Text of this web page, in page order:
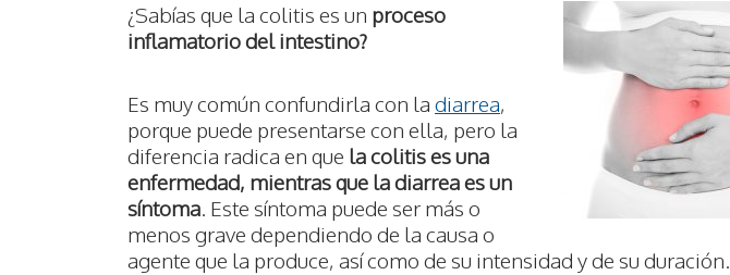
¿Sabías que la colitis es un proceso
inflamatorio del intestino?
Es muy común confundirla con la diarrea,
porque puede presentarse con ella, pero la
diferencia radica en que la colitis es una
enfermedad, mientras que la diarrea es un
síntoma. Este síntoma puede ser más o
menos grave dependiendo de la causa o
agente que la produce, así como de su intensidad y de su duración.